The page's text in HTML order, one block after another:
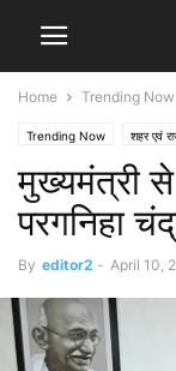
Home Trending Now
Trending Now शहर एवं
मुख्यमंत्री
परगनिहा
By editor2 - April 10,